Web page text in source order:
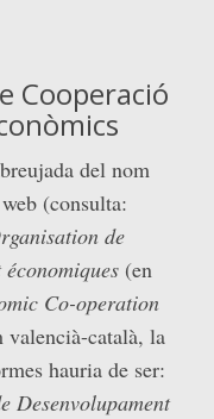
Cooperació
del nom
(consulta:
de
(en
Co-operation
català, la
hauria de ser:
Desenvolupament